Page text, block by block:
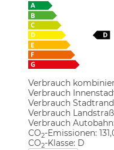
Verbrauch
Verbrauch
Verbrauch
Verbrauch
Verbrauch Autobahn:
CO2-Emissionen:
CO2-Klasse: D